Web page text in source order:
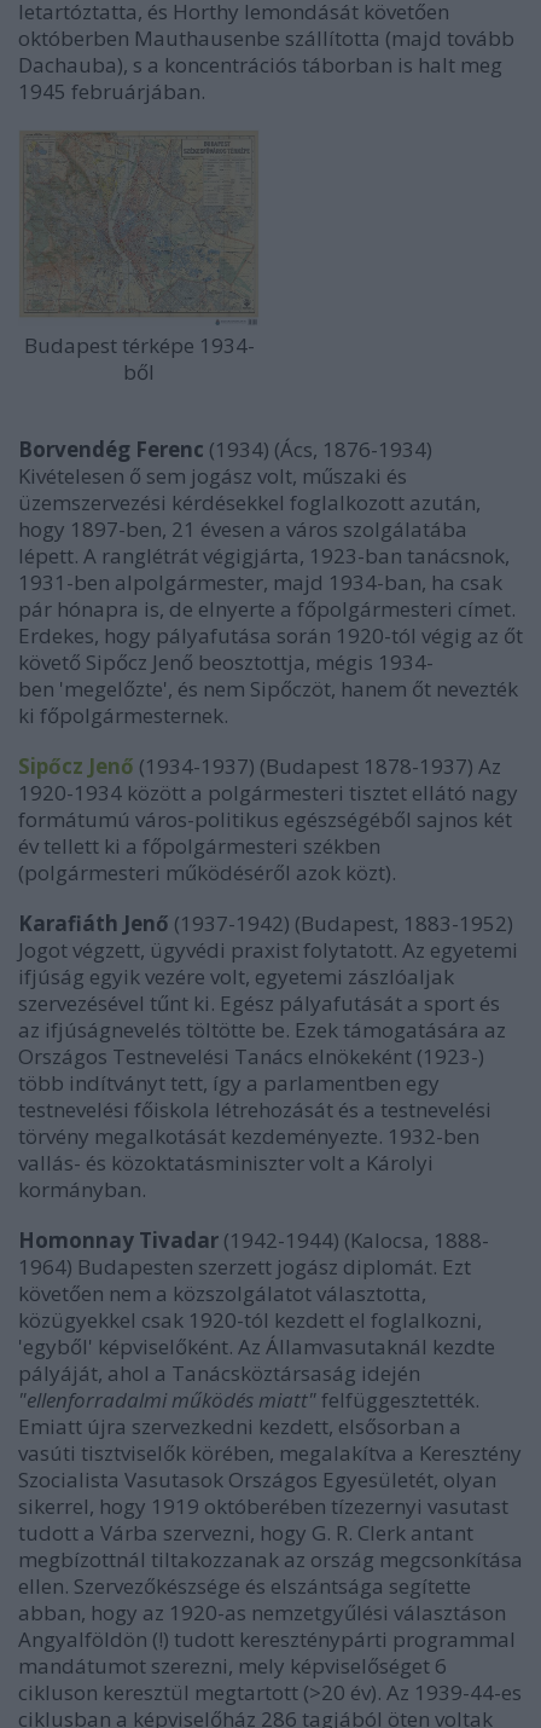
letartóztatta, és Horthy lemondását követően
októberben Mauthausenbe szállította (majd tovább
Dachauba), s a koncentrációs táborban is halt meg
1945 februárjában.
Budapest térképe 1934-
ből
Borvendég Ferenc (1934) (Ács, 1876-1934)
Kivételesen ő sem jogász volt, műszaki és
üzemszervezési kérdésekkel foglalkozott azután,
hogy 1897-ben, 21 évesen a város szolgálatába
lépett. A ranglétrát végigjárta, 1923-ban tanácsnok,
1931-ben alpolgármester, majd 1934-ban, ha csak
pár hónapra is, de elnyerte a főpolgármesteri címet.
Erdekes, hogy pályafutása során 1920-tól végig az őt
követő Sipőcz Jenő beosztottja, mégis 1934-
ben 'megelőzte', és nem Sipőczöt, hanem őt nevezték
ki főpolgármesternek.
Sipőcz Jenő (1934-1937) (Budapest 1878-1937) Az
1920-1934 között a polgármesteri tisztet ellátó nagy
formátumú város-politikus egészségéből sajnos két
év tellett ki a főpolgármesteri székben
(polgármesteri működéséről azok közt).
Karafiáth Jenő (1937-1942) (Budapest, 1883-1952)
Jogot végzett, ügyvédi praxist folytatott. Az egyetemi
ifjúság egyik vezére volt, egyetemi zászlóaljak
szervezésével tűnt ki. Egész pályafutását a sport és
az ifjúságnevelés töltötte be. Ezek támogatására az
Országos Testnevelési Tanács elnökeként (1923-)
több indítványt tett, így a parlamentben egy
testnevelési főiskola létrehozását és a testnevelési
törvény megalkotását kezdeményezte. 1932-ben
vallás- és közoktatásminiszter volt a Károlyi
kormányban.
Homonnay Tivadar (1942-1944) (Kalocsa, 1888-
1964) Budapesten szerzett jogász diplomát. Ezt
követően nem a közszolgálatot választotta,
közügyekkel csak 1920-tól kezdett el foglalkozni,
'egyből' képviselőként. Az Államvasutaknál kezdte
pályáját, ahol a Tanácsköztársaság idején
"ellenforradalmi működés miatt"felfüggesztették.
Emiatt újra szervezkedni kezdett, elsősorban a
vasúti tisztviselők körében, megalakítva a Keresztény
Szocialista Vasutasok Országos Egyesületét, olyan
sikerrel, hogy 1919 októberében tízezernyi vasutast
tudott a Várba szervezni, hogy G. R. Clerk antant
megbízottnál tiltakozzanak az ország megcsonkítása
ellen. Szervezőkészsége és elszántsága segítette
abban, hogy az 1920-as nemzetgyűlési választáson
Angyalföldön (!) tudott kereszténypárti programmal
mandátumot szerezni, mely képviselőséget 6
cikluson keresztül megtartott (>20 év). Az 1939-44-es
ciklusban a képviselőház 286 tagjából öten voltak